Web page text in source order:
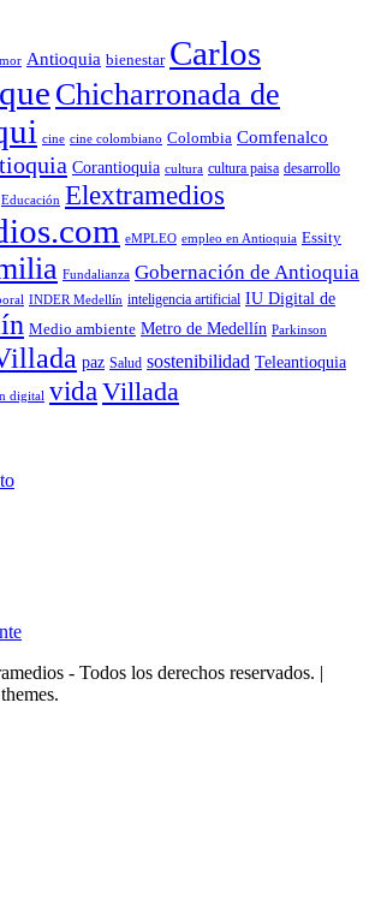
Antioquia bienestar Carlos
Chicharronada de
cine cine colombiano Colombia Comfenalco
Corantioquia cultura cultura paisa desarrollo
Educación Elextramedios
eMPLEO empleo en Antioquia Essity
Fundalianza Gobernación de Antioquia
INDER Medellín inteligencia artificial IU Digital de
Medio ambiente Metro de Medellín Parkinson
paz Salud sostenibilidad Teleantioquia
digital vida Villada
- Todos los derechos reservados. |